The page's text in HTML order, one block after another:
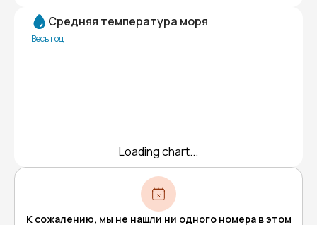
Средняя температура моря
Весь год
Loading chart...
К сожалению, мы не нашли ни одного номера в этом